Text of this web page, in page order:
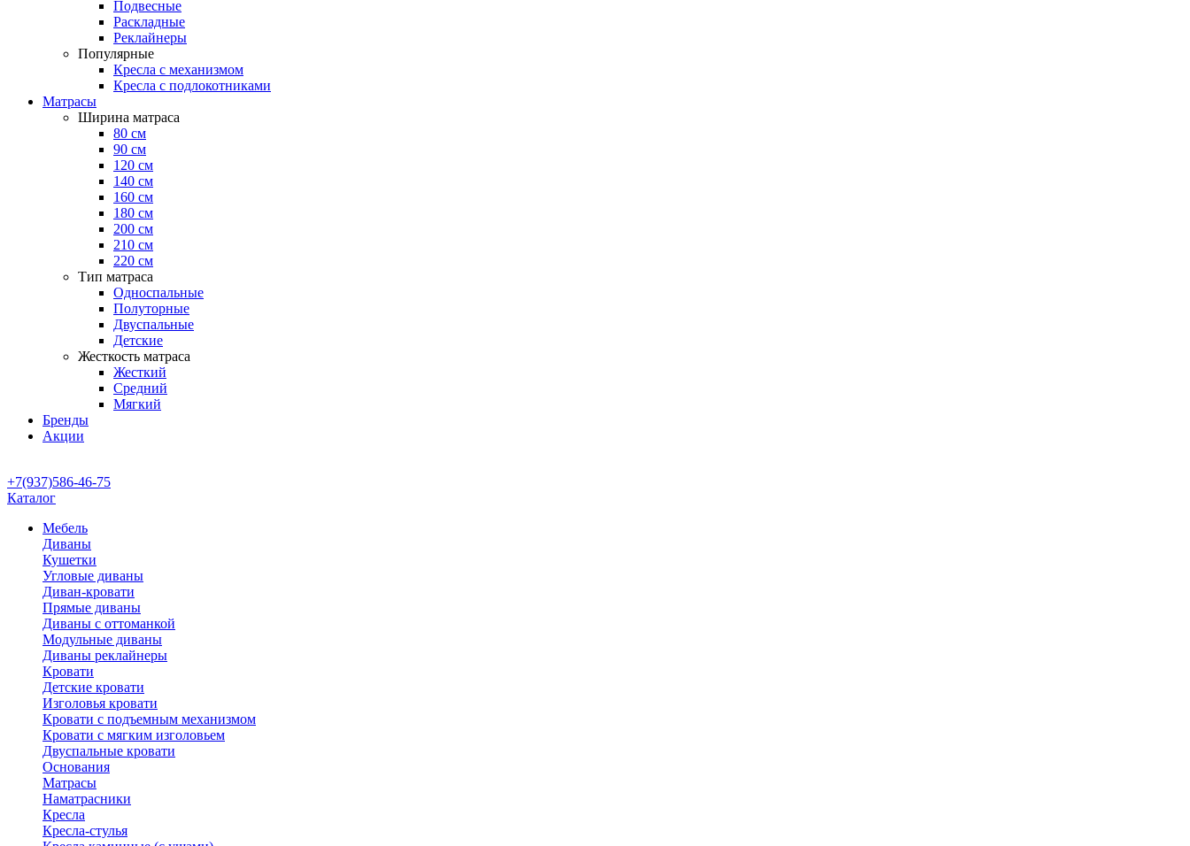
Подвесные
Раскладные
Реклайнеры
Популярные
Кресла с механизмом
Кресла с подлокотниками
Матрасы
Ширина матраса
80 см
90 см
120 см
140 см
160 см
180 см
200 см
210 см
220 см
Тип матраса
Односпальные
Полуторные
Двуспальные
Детские
Жесткость матраса
Жесткий
Средний
Мягкий
Бренды
Акции
+7(937)586-46-75
Каталог
Мебель
Диваны
Кушетки
Угловые диваны
Диван-кровати
Прямые диваны
Диваны с оттоманкой
Модульные диваны
Диваны реклайнеры
Кровати
Детские кровати
Изголовья кровати
Кровати с подъемным механизмом
Кровати с мягким изголовьем
Двуспальные кровати
Основания
Матрасы
Наматрасники
Кресла
Кресла-стулья